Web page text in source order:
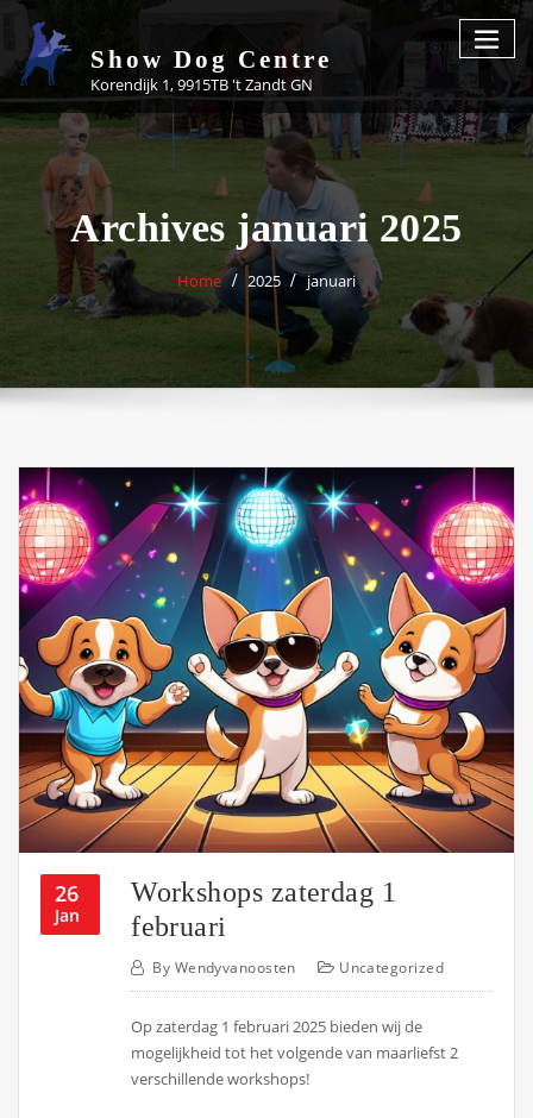
Skip
content
Show Dog Centre
Korendijk 1, 9915TB 't Zandt GN
Archives januari 2025
Home 2025 januari
26
Jan
Workshops zaterdag 1
februari
By Wendyvanoosten Uncategorized
Op zaterdag 1 februari 2025 bieden wij de
mogelijkheid tot het volgende van maarliefst 2
verschillende workshops!